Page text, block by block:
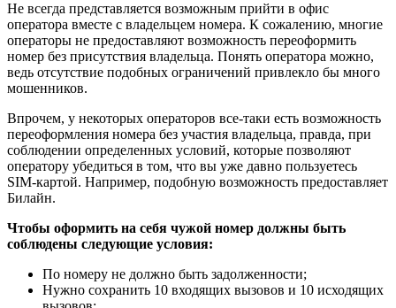
Не всегда представляется возможным прийти в офис
оператора вместе с владельцем номера. К сожалению, многие
операторы не предоставляют возможность переоформить
номер без присутствия владельца. Понять оператора можно,
ведь отсутствие подобных ограничений привлекло бы много
мошенников.
Впрочем, у некоторых операторов все-таки есть возможность
переоформления номера без участия владельца, правда, при
соблюдении определенных условий, которые позволяют
оператору убедиться в том, что вы уже давно пользуетесь
SIM-картой. Например, подобную возможность предоставляет
Билайн.
Чтобы оформить на себя чужой номер должны быть
соблюдены следующие условия:
По номеру не должно быть задолженности;
Нужно сохранить 10 входящих вызовов и 10 исходящих